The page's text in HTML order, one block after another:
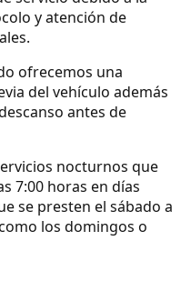
y atención de
ofrecemos una
del vehículo además
antes de
nocturnos que
7:00 horas en días
se presten el sábado a
los domingos o